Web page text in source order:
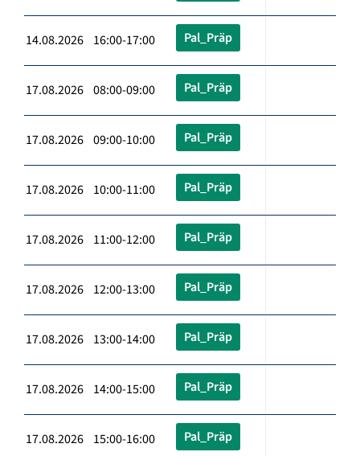
14.08.2026 16:00-17:00 Pal_Präp
17.08.2026 08:00-09:00 Pal_Präp
17.08.2026 09:00-10:00 Pal_Präp
17.08.2026 10:00-11:00 Pal_Präp
17.08.2026 11:00-12:00 Pal_Präp
17.08.2026 12:00-13:00 Pal_Präp
17.08.2026 13:00-14:00 Pal_Präp
17.08.2026 14:00-15:00 Pal_Präp
17.08.2026 15:00-16:00 Pal_Präp